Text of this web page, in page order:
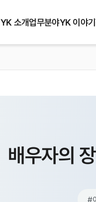
YK 소개업무분야YK 이야기
배우자의
#